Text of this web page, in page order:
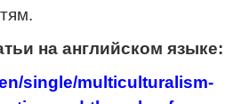
на английском языке:
single/multiculturalism-